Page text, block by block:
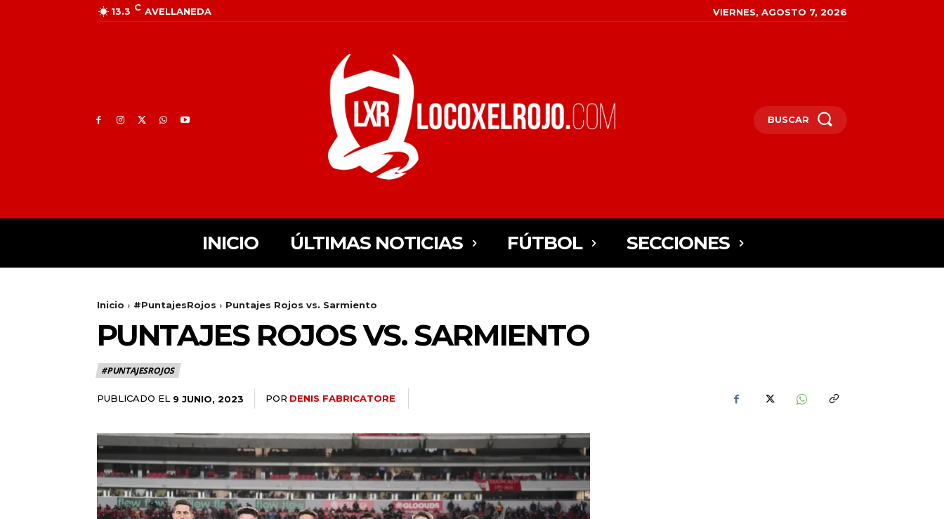
13.3 C AVELLANEDA VIERNES, AGOSTO 7, 2026
BUSCAR
INICIO ÚLTIMAS NOTICIAS FÚTBOL SECCIONES
Inicio #PuntajesRojos Puntajes Rojos vs. Sarmiento
PUNTAJES ROJOS VS. SARMIENTO
#PUNTAJESROJOS
PUBLICADO EL 9 JUNIO, 2023 POR DENIS FABRICATORE